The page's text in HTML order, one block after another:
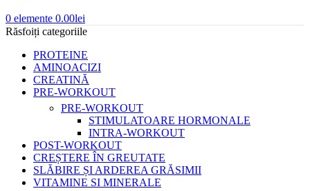
0 elemente 0.00lei
Răsfoiți categoriile
PROTEINE
AMINOACIZI
CREATINĂ
PRE-WORKOUT
PRE-WORKOUT
STIMULATOARE HORMONALE
INTRA-WORKOUT
POST-WORKOUT
CREȘTERE ÎN GREUTATE
SLĂBIRE ȘI ARDEREA GRĂSIMII
VITAMINE SI MINERALE